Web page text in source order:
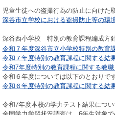
児童生徒への盗撮行為の防止に向けた
深谷市立学校における盗撮防止等の環
深谷西小学校 特別の教育課程編成方
令和７年度深谷市立小学校特別の教育
令和７年度特別の教育課程に関する結
令和7年度特別の教育課程に関する教
令和６年度については以下のとおりで
令和６年度特別の教育課程に関する結
令和7年度本校の学力テスト結果につい